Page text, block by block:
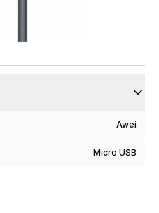
Awei
Micro USB